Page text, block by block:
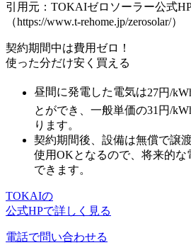
引用元：TOKAIゼロソーラー公式
（https://www.t-rehome.jp/zerosolar/）
契約期間中は費用ゼロ！
使った分だけ安く買える
昼間に発電した電気は27円/
とができ、 一般単価の31円/
ります。
契約期間後、設備は無償で譲渡
使用OKとなるので、将来的な
できます。
TOKAIの
公式HPで詳しく見る
電話で問い合わせる